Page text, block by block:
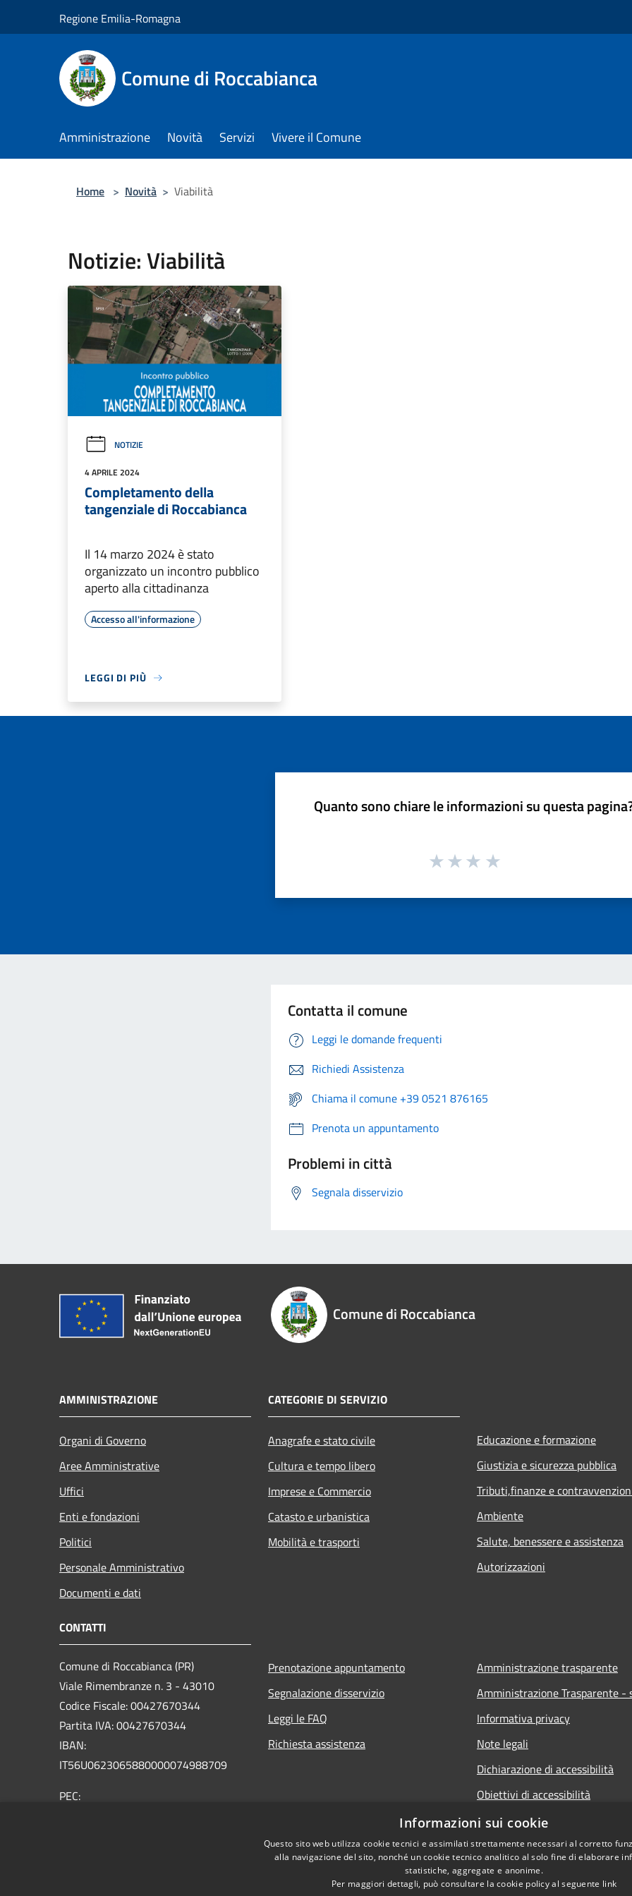
Regione Emilia-Romagna
Comune di Roccabianca
Amministrazione Novità Servizi Vivere il Comune
Home > Novità > Viabilità
Notizie: Viabilità
NOTIZIE
4 APRILE 2024
Completamento della
tangenziale di Roccabianca
Il 14 marzo 2024 è stato
organizzato un incontro pubblico
aperto alla cittadinanza
Accesso all'informazione
LEGGI DI PIÙ
Quanto sono chiare le informazioni su questa
Contatta il comune
Leggi le domande frequenti
Richiedi Assistenza
Chiama il comune +39 0521 876165
Prenota un appuntamento
Problemi in città
Segnala disservizio
Comune di Roccabianca
AMMINISTRAZIONE
Organi di Governo
Aree Amministrative
Uffici
Enti e fondazioni
Politici
Personale Amministrativo
Documenti e dati
CATEGORIE DI SERVIZIO
Anagrafe e stato civile
Cultura e tempo libero
Imprese e Commercio
Catasto e urbanistica
Mobilità e trasporti
Educazione e formazione
Giustizia e sicurezza pubblica
Tributi,finanze e
Ambiente
Salute, benessere e assistenza
Autorizzazioni
CONTATTI
Comune di Roccabianca (PR)
Viale Rimembranze n. 3 - 43010
Codice Fiscale: 00427670344
Partita IVA: 00427670344
IBAN:
IT56U0623065880000074988709
PEC:
Prenotazione appuntamento
Segnalazione disservizio
Leggi le FAQ
Richiesta assistenza
Amministrazione trasparente
Amministrazione Trasparente -
Informativa privacy
Note legali
Dichiarazione di accessibilità
Obiettivi di accessibilità
Informazioni sui cookie
Questo sito web utilizza cookie tecnici e assimilati strettamente necessari al corretto
alla navigazione del sito, nonché un cookie tecnico analitico al solo fine di elaborare
statistiche, aggregate e anonime.
Per maggiori dettagli, può consultare la cookie policy al seguente link